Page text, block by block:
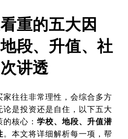
重的五大因
段、升值、社
讲透
往往非常理性，会综合多方
是投资还是自住，以下五大
核心： 学校、地段、升值潜
。本文将详细解析每一项，帮